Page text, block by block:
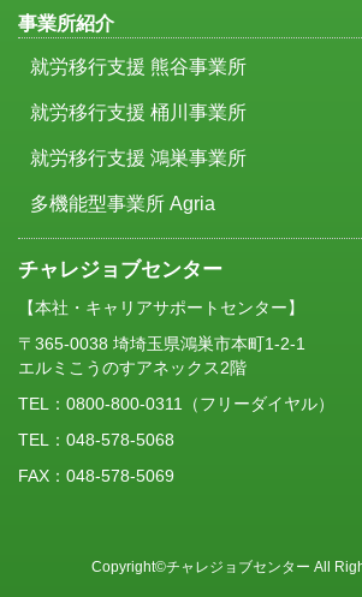
事業所紹介
就労移行支援 熊谷事業所
就労移行支援 桶川事業所
就労移行支援 鴻巣事業所
多機能型事業所 Agria
チャレジョブセンター
【本社・キャリアサポートセンター】
〒365-0038 埼埼玉県鴻巣市本町1-2-1
エルミこうのすアネックス2階
TEL： 0800-800-0311 （フリーダイヤル）
TEL：048-578-5068
FAX：048-578-5069
Copyright©チャレジョブセンター All